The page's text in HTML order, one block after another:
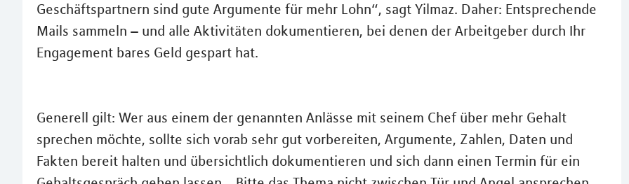
Geschäftspartnern sind gute Argumente für mehr Lohn“, sagt Yilmaz. Daher: Entsprechende
Mails sammeln – und alle Aktivitäten dokumentieren, bei denen der Arbeitgeber durch Ihr
Engagement bares Geld gespart hat.
Generell gilt: Wer aus einem der genannten Anlässe mit seinem Chef über mehr Gehalt
sprechen möchte, sollte sich vorab sehr gut vorbereiten, Argumente, Zahlen, Daten und
Fakten bereit halten und übersichtlich dokumentieren und sich dann einen Termin für ein